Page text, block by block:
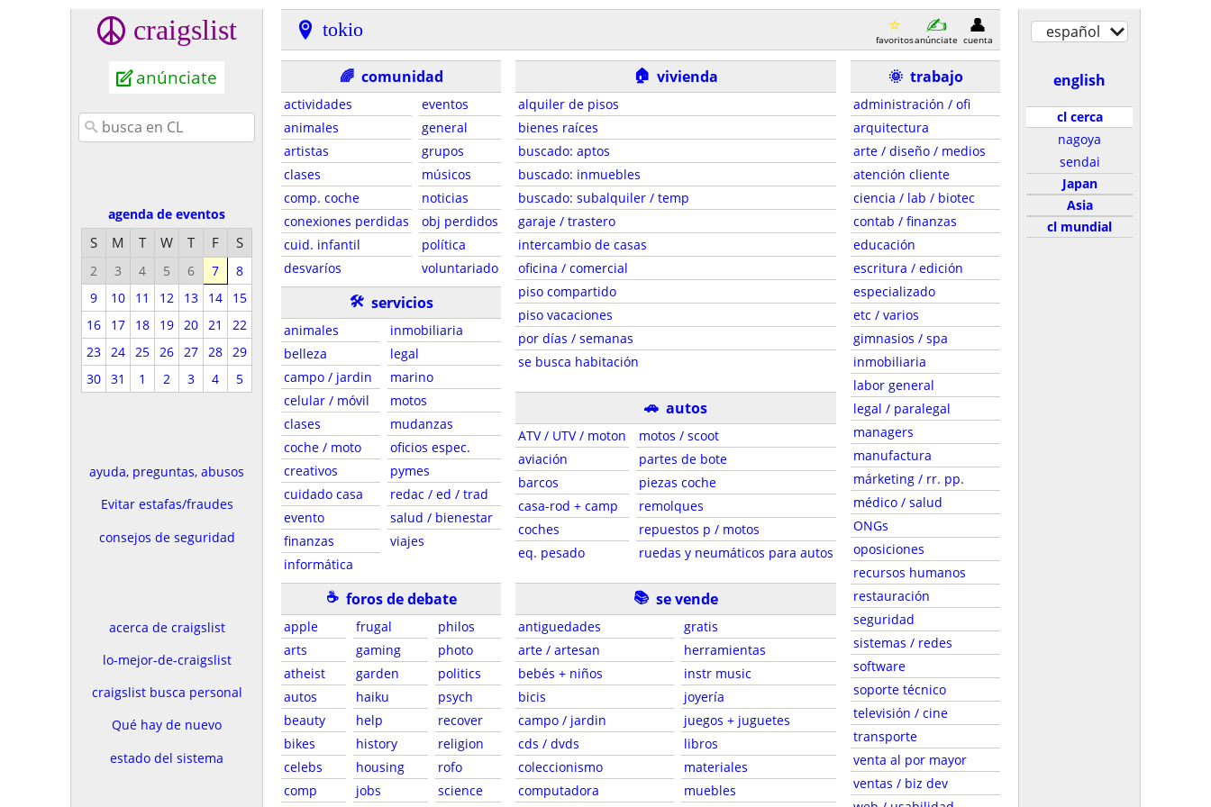
craigslist
anúnciate
agenda de eventos
S M T W T F S
2 3 4 5 6 7
8
9
10 11 12 13 14
15
16
17 18 19 20 21
22
23 24 25 26 27 28 29
30 31 1 2 3 4 5
ayuda, preguntas, abusos
Evitar estafas/fraudes
consejos de seguridad
acerca de craigslist
lo-mejor-de-craigslist
craigslist busca personal
Qué hay de nuevo
estado del sistema
tokio favoritosanúnciate cuenta
🌈 comunidad
actividades
animales
artistas
clases
comp. coche
conexiones perdidas
cuid. infantil
desvaríos
eventos
general
grupos
músicos
noticias
obj perdidos
política
voluntariado
🛠 servicios
animales
belleza
campo / jardin
celular / móvil
clases
coche / moto
creativos
cuidado casa
evento
finanzas
informática
inmobiliaria
legal
marino
motos
mudanzas
oficios espec.
pymes
redac / ed / trad
salud / bienestar
viajes
☕ foros de debate
apple
arts
atheist
autos
beauty
bikes
celebs
comp
frugal
gaming
garden
haiku
help
history
housing
jobs
philos
photo
politics
psych
recover
religion
rofo
science
🏠 vivienda
alquiler de pisos
bienes raíces
buscado: aptos
buscado: inmuebles
buscado: subalquiler / temp
garaje / trastero
intercambio de casas
oficina / comercial
piso compartido
piso vacaciones
por días / semanas
se busca habitación
🚗 autos
ATV / UTV / moton
aviación
barcos
casa-rod + camp
coches
eq. pesado
motos / scoot
partes de bote
piezas coche
remolques
repuestos p / motos
ruedas y neumáticos para autos
📚 se vende
antiguedades
arte / artesan
bebés + niños
bicis
campo / jardin
cds / dvds
coleccionismo
computadora
gratis
herramientas
instr music
joyería
juegos + juguetes
libros
materiales
muebles
🌞 trabajo
administración / ofi
arquitectura
arte / diseño / medios
atención cliente
ciencia / lab / biotec
contab / finanzas
educación
escritura / edición
especializado
etc / varios
gimnasios / spa
inmobiliaria
labor general
legal / paralegal
managers
manufactura
márketing / rr. pp.
médico / salud
ONGs
oposiciones
recursos humanos
restauración
seguridad
sistemas / redes
software
soporte técnico
televisión / cine
transporte
venta al por mayor
ventas / biz dev
español
english
cl cerca
nagoya
sendai
Japan
Asia
cl mundial